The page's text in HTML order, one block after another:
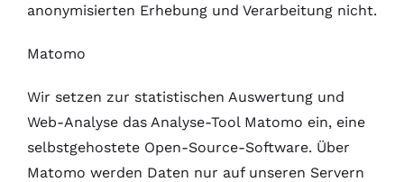
anonymisierten Erhebung und Verarbeitung nicht.
Matomo
Wir setzen zur statistischen Auswertung und
Web-Analyse das Analyse-Tool Matomo ein, eine
selbstgehostete Open-Source-Software. Über
Matomo werden Daten nur auf unseren Servern